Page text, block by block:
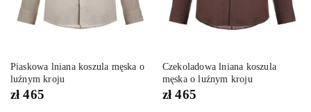
Piaskowa lniana koszula męska o
luźnym kroju
zł465
Czekoladowa lniana koszula
męska o luźnym kroju
zł465